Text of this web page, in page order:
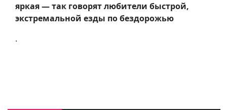
яркая — так говорят любители быстрой,
экстремальной езды по бездорожью
.